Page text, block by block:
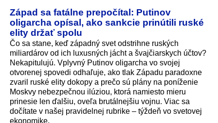
Západ sa fatálne prepočítal: Putinov
oligarcha opísal, ako sankcie prinútili ruské
elity držať spolu
Čo sa stane, keď západný svet odstrihne ruských
miliardárov od ich luxusných jácht a švajčiarskych účtov?
Nekapitulujú. Vplyvný Putinov oligarcha vo svojej
otvorenej spovedi odhaľuje, ako tlak Západu paradoxne
zvaril ruské elity dokopy a prečo sú plány na poníženie
Moskvy nebezpečnou ilúziou, ktorá namiesto mieru
prinesie len ďalšiu, oveľa brutálnejšiu vojnu. Viac sa
dočítate v našej pravidelnej rubrike – týždeň vo svetovej
ekonomike.